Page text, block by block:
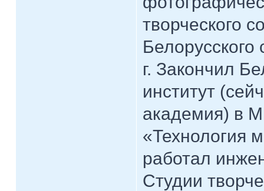
творческого
г. Закончил
институт
академия) в
«Технология
работал
Студии